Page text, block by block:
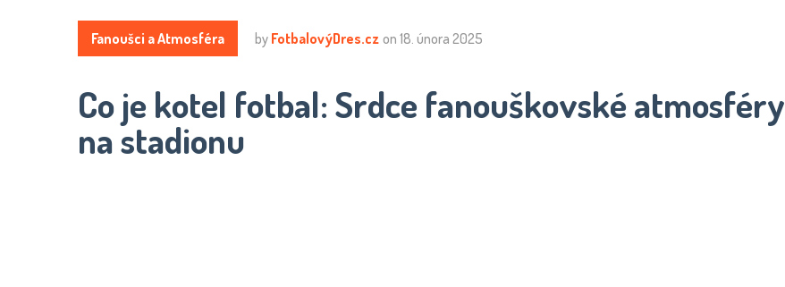
Fanoušci a Atmosféra by FotbalovýDres.cz on 18. února 2025
Co je kotel fotbal: Srdce fanouškovské atmosféry
na stadionu